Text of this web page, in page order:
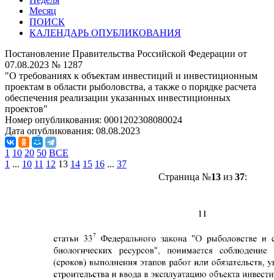
Месяц
ПОИСК
КАЛЕНДАРЬ ОПУБЛИКОВАНИЯ
Постановление Правительства Российской Федерации от
07.08.2023 № 1287
"О требованиях к объектам инвестиций и инвестиционным
проектам в области рыболовства, а также о порядке расчета
обеспечения реализации указанных инвестиционных
проектов"
Номер опубликования: 0001202308080024
Дата опубликования: 08.08.2023
1 10 20 50 ВСЕ
1 ... 10 11 12 13 14 15 16 ... 37
Страница №13из 37: